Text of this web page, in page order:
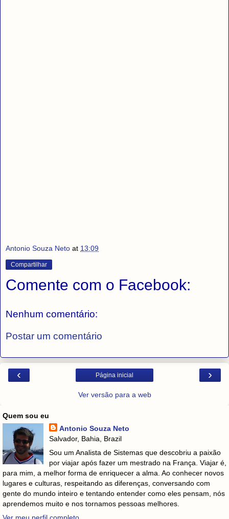
Antonio Souza Neto at 13:09
Compartilhar
Comente com o Facebook:
Nenhum comentário:
Postar um comentário
‹ ›
Página inicial
Ver versão para a web
Quem sou eu
Antonio Souza Neto
Salvador, Bahia, Brazil
Sou um Analista de Sistemas que descobriu a paixão
por viajar após fazer um mestrado na França. Viajar é,
para mim, a melhor forma de enriquecer a alma. Ao conhecer novos
lugares e culturas, respeitando as diferenças, conversando com
gente do mundo inteiro e tentando entender como eles pensam, nós
aprendemos muito e nos tornamos pessoas melhores.